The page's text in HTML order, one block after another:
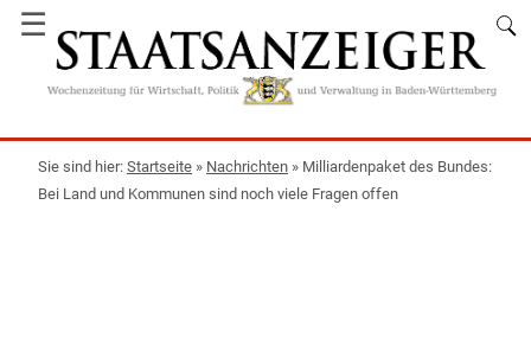
☰
Startseite » Nachrichten » Milliardenpaket des Bundes:
Bei Land und Kommunen sind noch viele Fragen offen